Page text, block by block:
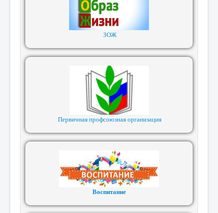
ЗОЖ
Первичная профсоюзная организация
Воспитание